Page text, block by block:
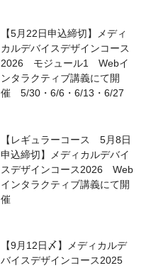
【5月22日申込締切】メディ
カルデバイスデザインコース
2026 モジュール1 Webイ
ンタラクティブ講義にて開
催 5/30・6/6・6/13・6/27
【レギュラーコース 5月8日
申込締切】メディカルデバイ
スデザインコース2026 Web
インタラクティブ講義にて開
催
【9月12日〆】メディカルデ
バイスデザインコース2025